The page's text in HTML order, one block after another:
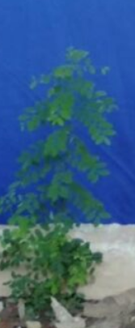
ก
ระเมินสถานศึกษา
ปีงบประมาณ 2568
อง
นทางวิชาการ
ศัพท์ภายใน
น
องเรียน